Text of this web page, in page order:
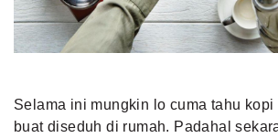
Selama ini mungkin lo cuma tahu kopi
buat diseduh di rumah. Padahal